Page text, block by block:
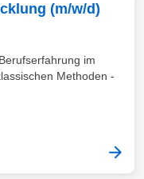
(m/w/d)
im
Methoden -